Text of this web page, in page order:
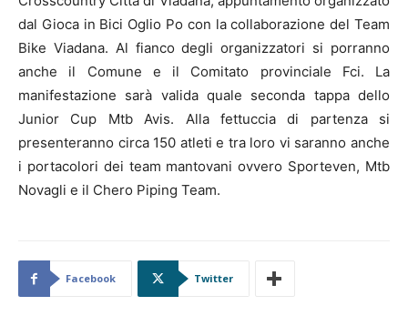
dal Gioca in Bici Oglio Po con la collaborazione del Team
Bike Viadana. Al fianco degli organizzatori si porranno
anche il Comune e il Comitato provinciale Fci. La
manifestazione sarà valida quale seconda tappa dello
Junior Cup Mtb Avis. Alla fettuccia di partenza si
presenteranno circa 150 atleti e tra loro vi saranno anche
i portacolori dei team mantovani ovvero Sporteven, Mtb
Novagli e il Chero Piping Team.
Facebook Twitter